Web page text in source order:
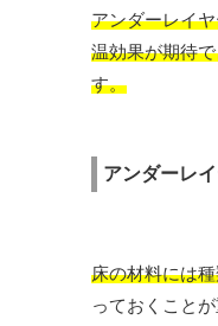
アンダーレイ
温効果が期待
す。
アンダーレ
床の材料には
っておくこと